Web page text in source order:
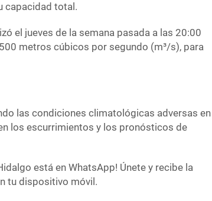
capacidad total.
el jueves de la semana pasada a las 20:00
metros cúbicos por segundo (m³/s), para
las condiciones climatológicas adversas en
los escurrimientos y los pronósticos de
está en WhatsApp! Únete y recibe la
tu dispositivo móvil.